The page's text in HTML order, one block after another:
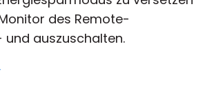
des Remote-
auszuschalten.